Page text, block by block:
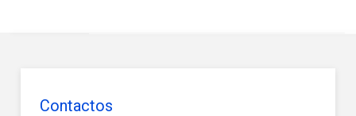
Contactos